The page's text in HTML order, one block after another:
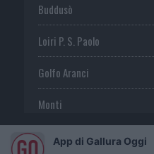
Buddusò
Loiri P. S. Paolo
Golfo Aranci
Monti
TeltiApp di Gallura Oggi